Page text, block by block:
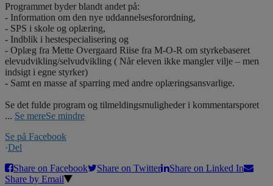
Programmet byder blandt andet på:
- Information om den nye uddannelsesforordning,
- SPS i skole og oplæring,
- Indblik i hestespecialisering og
- Oplæg fra Mette Overgaard Riise fra M-O-R om styrkebaseret
elevudvikling/selvudvikling ( Når eleven ikke mangler vilje – men
indsigt i egne styrker)
- Samt en masse af sparring med andre oplæringsansvarlige.
Se det fulde program og tilmeldingsmuligheder i kommentarsporet
... Se mereSe mindre
Se på Facebook
·Del
Share on Facebook
Share on Twitter
Share on Linked In
Share by Email